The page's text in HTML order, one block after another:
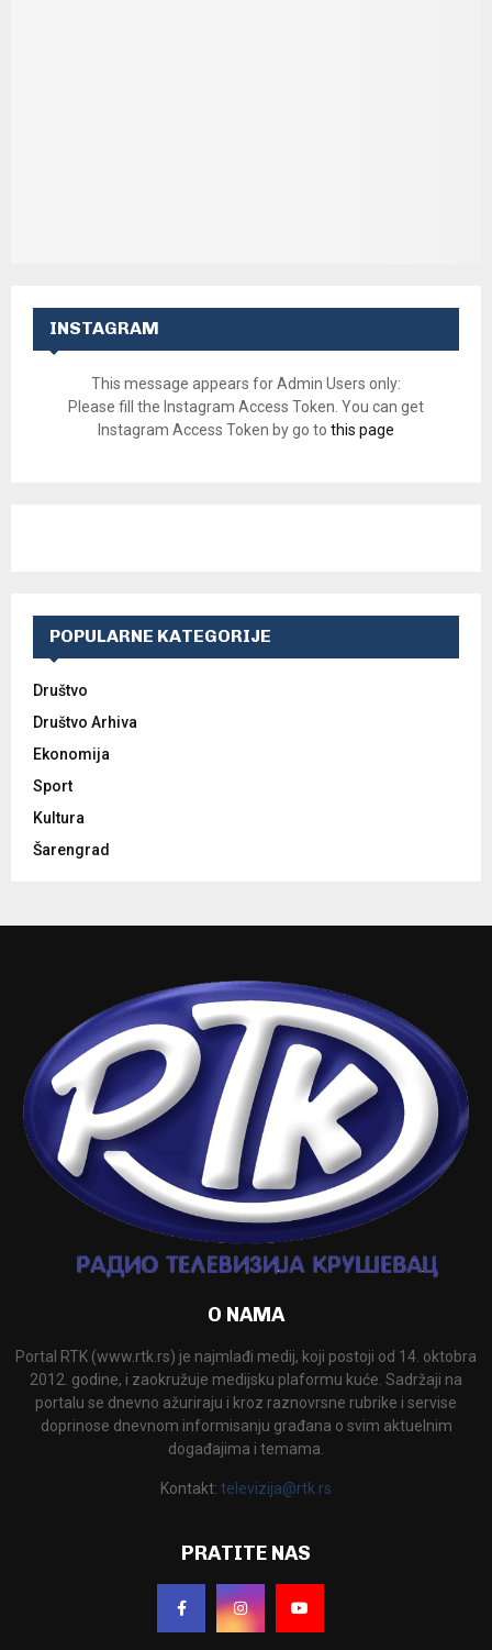
INSTAGRAM
This message appears for Admin Users only:
Please fill the Instagram Access Token. You can get
Instagram Access Token by go to this page
POPULARNE KATEGORIJE
Društvo
Društvo Arhiva
Ekonomija
Sport
Kultura
Šarengrad
O NAMA
Portal RTK (www.rtk.rs) je najmlađi medij, koji postoji od 14. oktobra
2012. godine, i zaokružuje medijsku plaformu kuće. Sadržaji na
portalu se dnevno ažuriraju i kroz raznovrsne rubrike i servise
doprinose dnevnom informisanju građana o svim aktuelnim
događajima i temama.
Kontakt: televizija@rtk.rs
PRATITE NAS